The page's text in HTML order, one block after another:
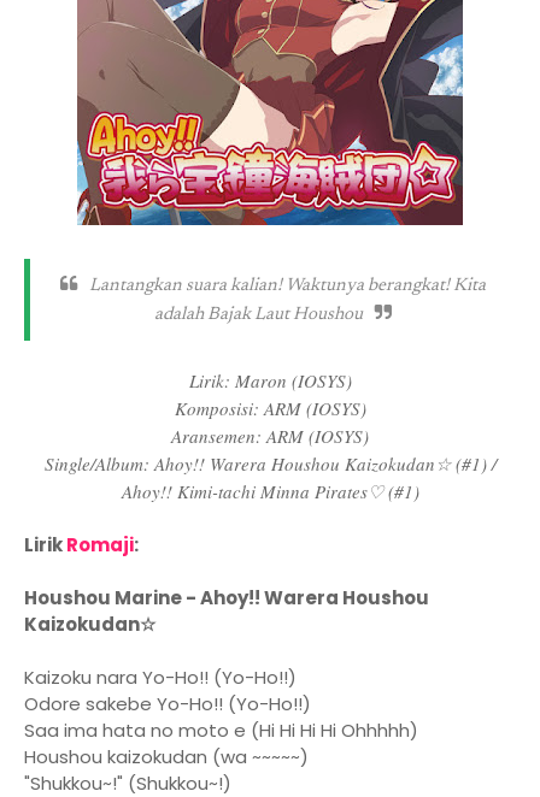
Lantangkan suara kalian! Waktunya berangkat! Kita
adalah Bajak Laut Houshou
Lirik: Maron (IOSYS)
Komposisi: ARM (IOSYS)
Aransemen: ARM (IOSYS)
Single/Album: Ahoy!! Warera Houshou Kaizokudan☆ (#1) /
Ahoy!! Kimi-tachi Minna Pirates♡ (#1)
LirikRomaji:
Houshou Marine - Ahoy!! Warera Houshou
Kaizokudan☆
Kaizoku nara Yo-Ho!! (Yo-Ho!!)
Odore sakebe Yo-Ho!! (Yo-Ho!!)
Saa ima hata no moto e (Hi Hi Hi Hi Ohhhhh)
Houshou kaizokudan (wa ~~~~~)
"Shukkou~!" (Shukkou~!)